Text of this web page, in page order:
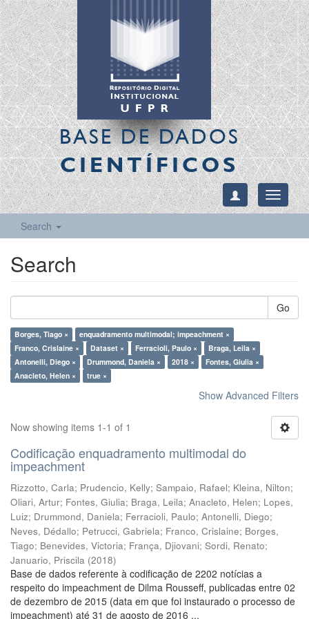
BASE DE DADOS
CIENTÍFICOS
Toggle
Search
Search
Go
Borges, Tiago ×
enquadramento multimodal; impeachment ×
Franco, Crislaine ×
Dataset × Ferracioli, Paulo ×
Braga, Leila ×
Antonelli, Diego ×
Drummond, Daniela × 2018 ×
Fontes, Giulia ×
Anacleto, Helen ×
true ×
Show Advanced Filters
Now showing items 1-1 of 1
Codificação enquadramento multimodal do
impeachment
Rizzotto, Carla; Prudencio, Kelly; Sampaio, Rafael; Kleina, Nilton;
Oliari, Artur; Fontes, Giulia; Braga, Leila; Anacleto, Helen; Lopes,
Luiz; Drummond, Daniela; Ferracioli, Paulo; Antonelli, Diego;
Neves, Dédallo; Petrucci, Gabriela; Franco, Crislaine; Borges,
Tiago; Benevides, Victoria; França, Djiovani; Sordi, Renato;
Januario, Priscila (2018)
Base de dados referente à codificação de 2202 notícias a
respeito do impeachment de Dilma Rousseff, publicadas entre 02
de dezembro de 2015 (data em que foi instaurado o processo de
impeachment) até 31 de agosto de 2016 ...